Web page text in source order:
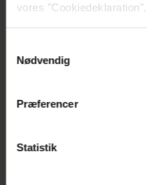
vores
Vi anvender egne
generere statistik og
Nødvendig
Præferencer
Statistik